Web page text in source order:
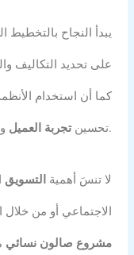
يبدأ النجاح بالتخطيط
على تحديد التكاليف
كما أن استخدام
تحسينتجربة العميل وضمان تقديم خدمات عالية الجودة.
لا تنسَ أهمية التسويق
الاجتماعي أو من
مشروع صالون نسائي